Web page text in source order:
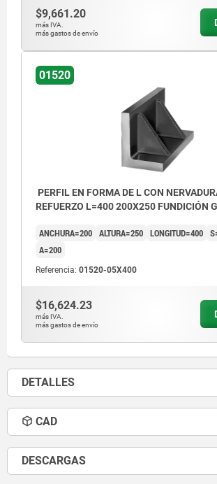
$9,661.20
más IVA.
más gastos de envío
01520
PERFIL EN FORMA DE L CON
REFUERZO L=400 200X250 FUNDICIÓN
ANCHURA=200 ALTURA=250 LONGITUD=400
A=200
Referencia: 01520-05X400
$16,624.23
más IVA.
más gastos de envío
DETALLES
CAD
DESCARGAS